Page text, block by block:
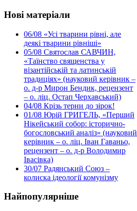
Нові матеріали
06/08 «Усі тварини рівні, але
деякі тварини рівніші»
05/08 Святослав САВЧИН,
«Таїнство священства у
візантійській та латинській
традиціях» (науковий керівник –
о. д-р Мирон Бендик, рецензент
– о. ліц. Остап Черхавський)
04/08 Крізь терни до зірок!
01/08 Юрій ГРИГЕЛЬ, «Перший
Нікейський собор: історично-
богословський аналіз» (науковий
керівник – о. ліц. Іван Гаваньо,
рецензент – о. д-р Володимир
Івасівка)
30/07 Радянський Союз –
колиска ідеології комунізму
Найпопулярніше